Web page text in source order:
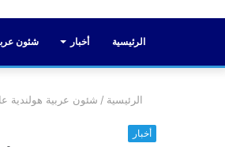
الرئيسية أخبار شئون
الرئيسية / شئون عربية هولندية
أخبار